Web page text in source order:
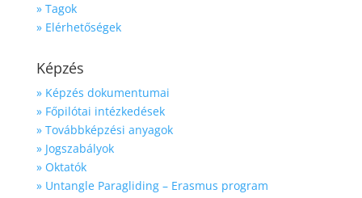
» Tagok
» Elérhetőségek
Képzés
» Képzés dokumentumai
» Főpilótai intézkedések
» Továbbképzési anyagok
» Jogszabályok
» Oktatók
» Untangle Paragliding – Erasmus program